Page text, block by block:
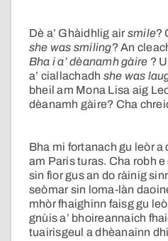
Dè a’ Ghàidhlig air smile?
she was smiling? An
Bha i a’ dèanamh gàire ?
a’ ciallachadh she was
bheil am Mona Lisa aig
dèanamh gàire? Cha
Bha mi fortanach gu leòr a
am Paris turas. Cha robh
sin fìor gus an do ràinig
seòmar sin loma-làn
mhòr fhaighinn faisg gu
gnùis a’ bhoireannaich
tuairisgeul a dhèanainn